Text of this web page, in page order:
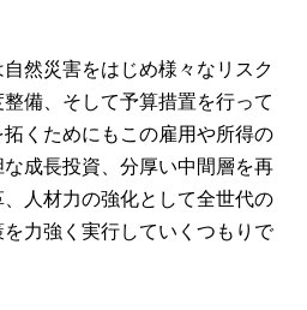
然災害をはじめ様々なリスク
備、そして予算措置を行って
くためにもこの雇用や所得の
成長投資、分厚い中間層を再
人材力の強化として全世代の
力強く実行していくつもりで